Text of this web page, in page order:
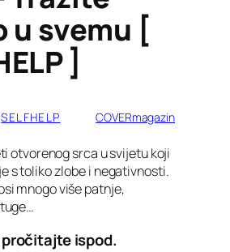
u svemu [
]
·SELFHELP COVERmagazin
otvorenog srca u svijetu koji
s toliko zlobe i negativnosti.
mnogo više patnje,
ispod.